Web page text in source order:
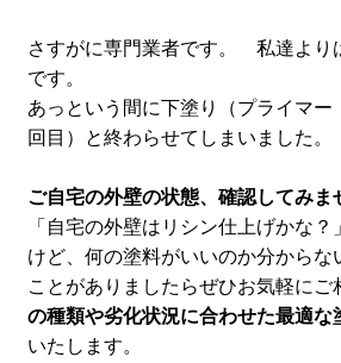
さすがに専門業者です。 私達より
です。
あっという間に下塗り（プライマ
回目）と終わらせてしまいました。
ご自宅の外壁の状態、確認してみま
「自宅の外壁はリシン仕上げかな
けど、何の塗料がいいのか分からな
ことがありましたらぜひお気軽にご
の種類や劣化状況に合わせた最適な
いたします。